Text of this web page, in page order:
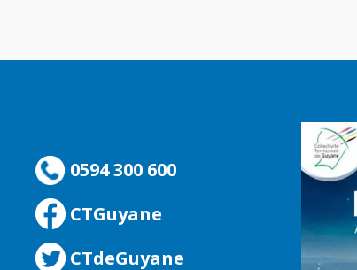
0594 300 600
CTGuyane
CTdeGuyane